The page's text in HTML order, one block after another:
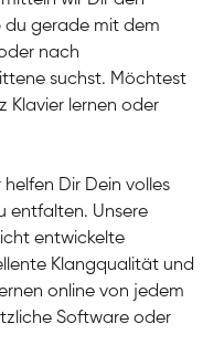
du gerade mit dem
nach
suchst. Möchtest
Klavier lernen oder
Dir Dein volles
entfalten. Unsere
entwickelte
Klangqualität und
online von jedem
Software oder